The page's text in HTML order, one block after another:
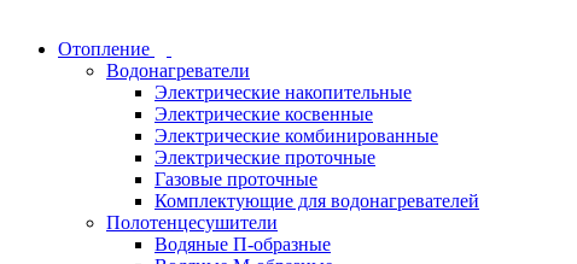
Отопление
Водонагреватели
Электрические накопительные
Электрические косвенные
Электрические комбинированные
Электрические проточные
Газовые проточные
Комплектующие для водонагревателей
Полотенцесушители
Водяные П-образные